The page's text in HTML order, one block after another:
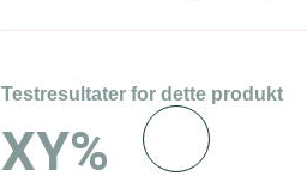
Testresultater for dette produkt
XY%